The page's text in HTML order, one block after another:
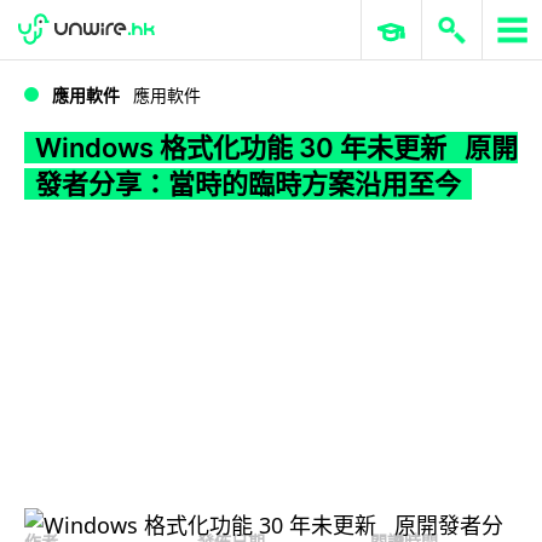
WWDC 2026 ERP 與商業 AI
應用軟件 應用軟件
Windows 格式化功能 30 年未更新 原開
發者分享：當時的臨時方案沿用至今